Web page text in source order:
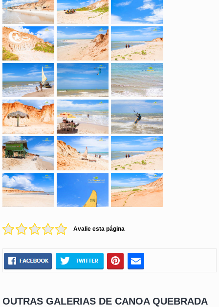
Avalie esta página
OUTRAS GALERIAS DE CANOA QUEBRADA